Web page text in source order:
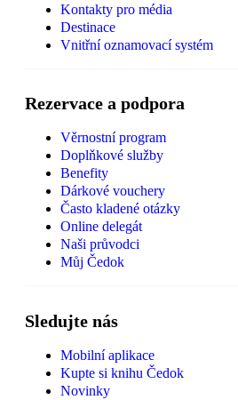
Kontakty pro média
Destinace
Vnitřní oznamovací systém
Rezervace a podpora
Věrnostní program
Doplňkové služby
Benefity
Dárkové vouchery
Často kladené otázky
Online delegát
Naši průvodci
Můj Čedok
Sledujte nás
Mobilní aplikace
Kupte si knihu Čedok
Novinky